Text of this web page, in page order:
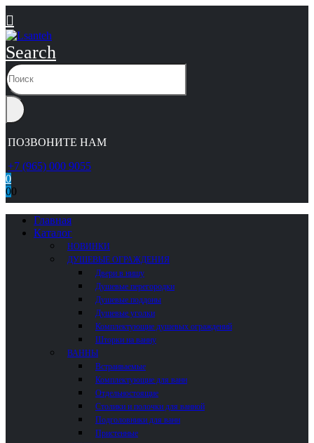
Search
ПОЗВОНИТЕ НАМ
+7 (965) 000 9055
0
00
Главная
Каталог
НОВИНКИ
ДУШЕВЫЕ ОГРАЖДЕНИЯ
Двери в нишу
Душевые перегородки
Душевые поддоны
Душевые уголки
Комплектующие душевых ограждений
Шторки на ванну
ВАННЫ
Встраиваемые
Комплектующие для ванн
Отдельностоящие
Столики и полочки для ванной
Подголовники для ванн
Пристенные